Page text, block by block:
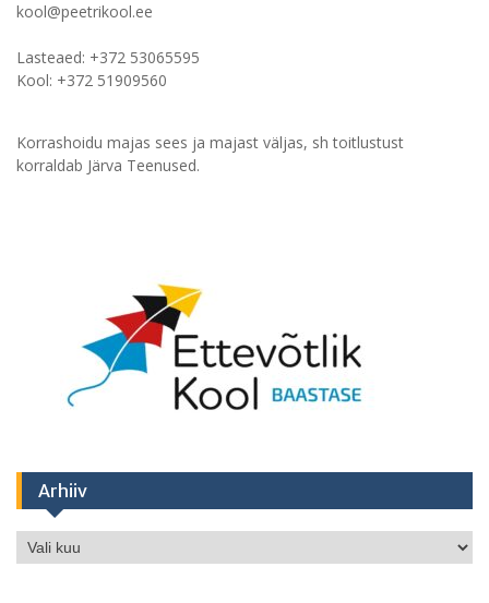
kool@peetrikool.ee
Lasteaed: +372 53065595
Kool: +372 51909560
Korrashoidu majas sees ja majast väljas, sh toitlustust
korraldab Järva Teenused.
Arhiiv
Arhiiv